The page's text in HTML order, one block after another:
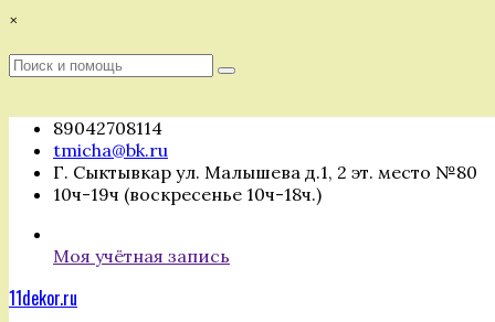
Перейти
содержимому
×
Поиск
Поиск
89042708114
tmicha@bk.ru
Г. Сыктывкар ул. Малышева д.1, 2 эт. место №80
10ч-19ч (воскресенье 10ч-18ч.)
Моя учётная запись
11dekor.ru